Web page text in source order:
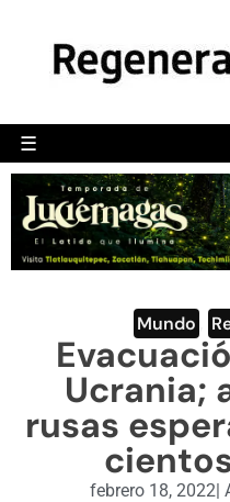
☰
Mundo
Ucrania;
rusas
febrero 18, 2022|